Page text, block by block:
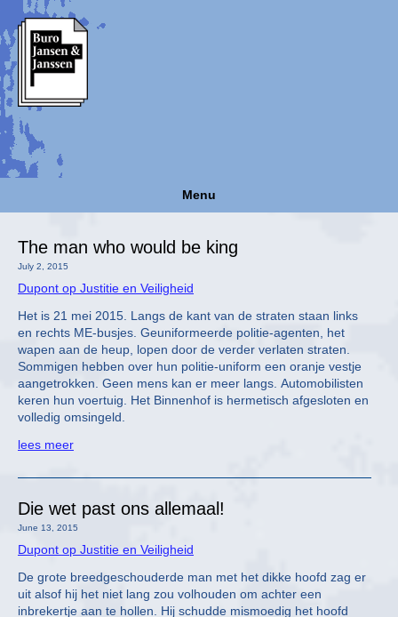
Menu
The man who would be king
July 2, 2015
Dupont op Justitie en Veiligheid
Het is 21 mei 2015. Langs de kant van de straten staan links
en rechts ME-busjes. Geuniformeerde politie-agenten, het
wapen aan de heup, lopen door de verder verlaten straten.
Sommigen hebben over hun politie-uniform een oranje vestje
aangetrokken. Geen mens kan er meer langs. Automobilisten
keren hun voertuig. Het Binnenhof is hermetisch afgesloten en
volledig omsingeld.
lees meer
Die wet past ons allemaal!
June 13, 2015
Dupont op Justitie en Veiligheid
De grote breedgeschouderde man met het dikke hoofd zag er
uit alsof hij het niet lang zou volhouden om achter een
inbrekertje aan te hollen. Hij schudde mismoedig het hoofd